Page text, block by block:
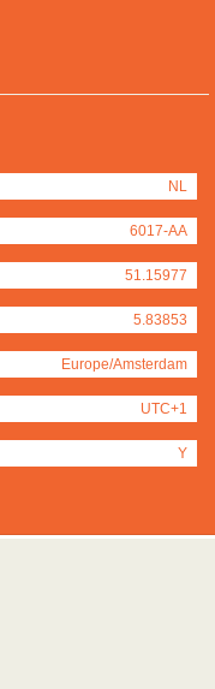
NL
6017-AA
51.15977
5.83853
Europe/Amsterdam
UTC+1
Y